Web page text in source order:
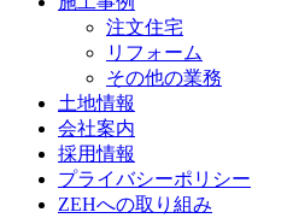
注文住宅
リフォーム
その他の業務
土地情報
会社案内
採用情報
プライバシーポリシー
ZEHへの取り組み